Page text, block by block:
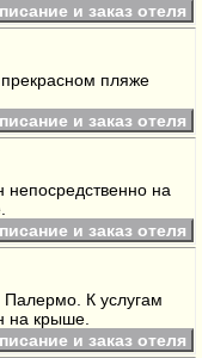
и заказ отеля
пляже
и заказ отеля
непосредственно на
и заказ отеля
Палермо. К услугам
на крыше.
и заказ отеля